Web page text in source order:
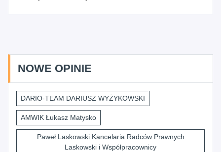
NOWE OPINIE
DARIO-TEAM DARIUSZ WYŻYKOWSKI
AMWIK Łukasz Matysko
Paweł Laskowski Kancelaria Radców Prawnych
Laskowski i Współpracownicy